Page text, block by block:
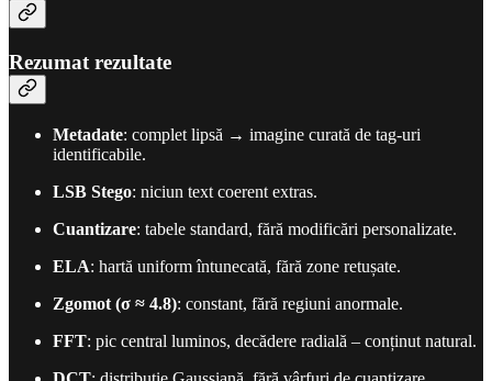
Rezumat rezultate
Metadate: complet lipsă → imagine curată de tag-uri
identificabile.
LSB Stego: niciun text coerent extras.
Cuantizare: tabele standard, fără modificări personalizate.
ELA: hartă uniform întunecată, fără zone retușate.
Zgomot (σ ≈ 4.8): constant, fără regiuni anormale.
FFT: pic central luminos, decădere radială – conținut natural.